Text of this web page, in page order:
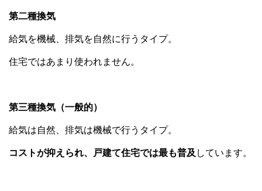
第二種換気
給気を機械、排気を自然に行うタイプ。
住宅ではあまり使われません。
第三種換気（一般的）
給気は自然、排気は機械で行うタイプ。
コストが抑えられ、戸建て住宅では最も普及 しています。